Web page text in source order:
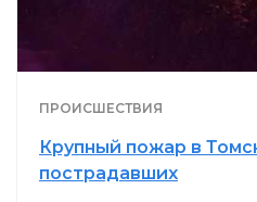
ПРОИСШЕСТВИЯ
Крупный пожар в
пострадавших